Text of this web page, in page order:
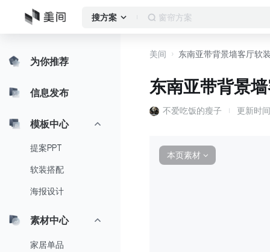
搜方案 客厅
为你推荐
信息发布
模板中心
提案PPT
软装搭配
海报设计
素材中心
家居单品
美间 东南亚带背景墙客厅软
东南亚带背景
不爱吃饭的瘦子 更新时
本页素材 ∨